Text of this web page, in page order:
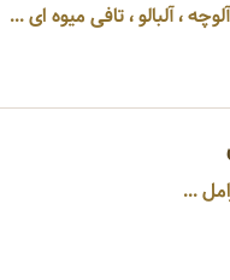
، آلبالو ، تافی میوه ای ...
...